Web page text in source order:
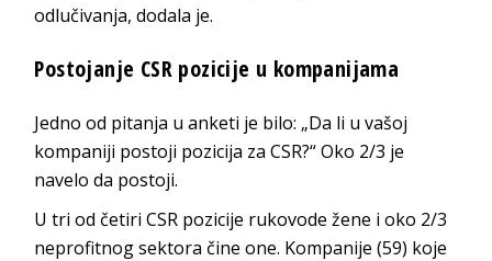
odlučivanja, dodala je.
Postojanje CSR pozicije u kompanijama
Jedno od pitanja u anketi je bilo: „Da li u vašoj
kompaniji postoji pozicija za CSR?“ Oko 2/3 je
navelo da postoji.
U tri od četiri CSR pozicije rukovode žene i oko 2/3
neprofitnog sektora čine one. Kompanije (59) koje